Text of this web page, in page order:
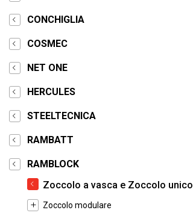
CONCHIGLIA
COSMEC
NET ONE
HERCULES
STEELTECNICA
RAMBATT
RAMBLOCK
Zoccolo a vasca e Zoccolo unico
Zoccolo modulare